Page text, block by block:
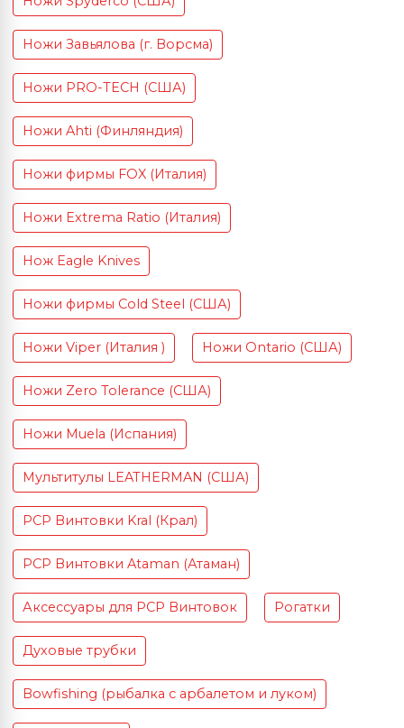
Ножи Завьялова (г. Ворсма)
Ножи PRO-TECH (США)
Ножи Ahti (Финляндия)
Ножи фирмы FOX (Италия)
Ножи Extrema Ratio (Италия)
Нож Eagle Knives
Ножи фирмы Cold Steel (США)
Ножи Viper (Италия ) Ножи Ontario (США)
Ножи Zero Tolerance (США)
Ножи Muela (Испания)
Мультитулы LEATHERMAN (США)
PCP Винтовки Kral (Крал)
PCP Винтовки Ataman (Атаман)
Аксессуары для PCP Винтовок Рогатки
Духовые трубки
Bowfishing (рыбалка с арбалетом и луком)